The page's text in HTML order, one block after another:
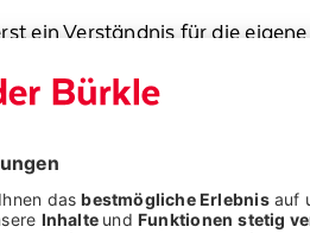
ein Verständnis für die
Wetter- und
kommen Prognosedaten,
Heizung reagiert, wie